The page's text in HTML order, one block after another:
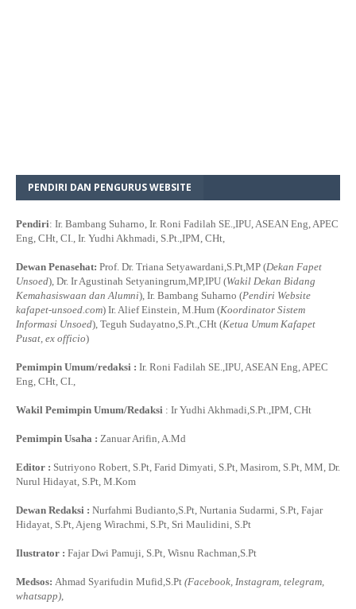
PENDIRI DAN PENGURUS WEBSITE
Pendiri: Ir. Bambang Suharno, Ir. Roni Fadilah SE.,IPU, ASEAN Eng, APEC
Eng, CHt, CI., Ir. Yudhi Akhmadi, S.Pt.,IPM, CHt,
Dewan Penasehat: Prof. Dr. Triana Setyawardani,S.Pt,MP (Dekan Fapet
Unsoed), Dr. Ir Agustinah Setyaningrum,MP,IPU (Wakil Dekan Bidang
Kemahasiswaan dan Alumni), Ir. Bambang Suharno (Pendiri Website
kafapet-unsoed.com) Ir. Alief Einstein, M.Hum (Koordinator Sistem
Informasi Unsoed), Teguh Sudayatno,S.Pt.,CHt (Ketua Umum Kafapet
Pusat, ex officio)
Pemimpin Umum/redaksi : Ir. Roni Fadilah SE.,IPU, ASEAN Eng, APEC
Eng, CHt, CI.,
Wakil Pemimpin Umum/Redaksi : Ir Yudhi Akhmadi,S.Pt.,IPM, CHt
Pemimpin Usaha : Zanuar Arifin, A.Md
Editor : Sutriyono Robert, S.Pt, Farid Dimyati, S.Pt, Masirom, S.Pt, MM, Dr.
Nurul Hidayat, S.Pt, M.Kom
Dewan Redaksi : Nurfahmi Budianto,S.Pt, Nurtania Sudarmi, S.Pt, Fajar
Hidayat, S.Pt, Ajeng Wirachmi, S.Pt, Sri Maulidini, S.Pt
Ilustrator : Fajar Dwi Pamuji, S.Pt, Wisnu Rachman,S.Pt
Medsos: Ahmad Syarifudin Mufid,S.Pt (Facebook, Instagram, telegram,
whatsapp),